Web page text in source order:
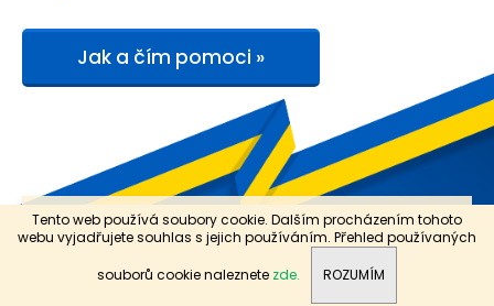
Tento web používá soubory cookie. Dalším procházením tohoto
webu vyjadřujete souhlas s jejich používáním. Přehled používaných
souborů cookie naleznete zde. ROZUMÍM
B O N U S Y: ZDARMA doprava a dobírka od 1.500,- Kč. Sleva
5 % při nákupu od 3.000,- Kč mimo etiketovacích kleští. Pro
registrované navíc sleva 8 % při nákupu od 5.000,- Kč.
Ceny jsou uvedeny bez DPH.
Jak a čím pomoci »